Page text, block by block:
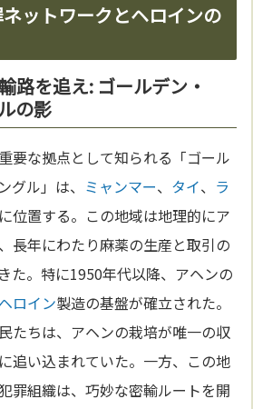
ットワークとヘロインの
路を追え: ゴールデン・
の影
要な拠点として知られる「ゴール
グル」は、 ミャンマー、 タイ、 ラ
位置する。この地域は地理的にア
長年にわたり麻薬の生産と取引の
た。特に1950年代以降、アヘンの
ヘロイン製造の基盤が確立された。
たちは、アヘンの栽培が唯一の収
追い込まれていた。一方、この地
罪組織は、巧妙な密輸ルートを開